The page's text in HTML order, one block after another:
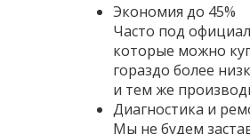
Экономия до 45%
Часто под
которые можно
гораздо более
и тем же
Диагностика и
Мы не будем